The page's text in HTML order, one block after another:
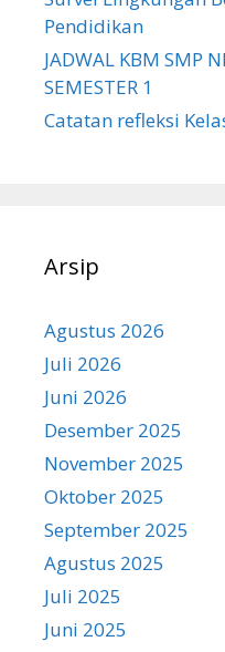
Pendidikan
JADWAL KBM SMP
SEMESTER 1
Catatan refleksi
Arsip
Agustus 2026
Juli 2026
Juni 2026
Desember 2025
November 2025
Oktober 2025
September 2025
Agustus 2025
Juli 2025
Juni 2025